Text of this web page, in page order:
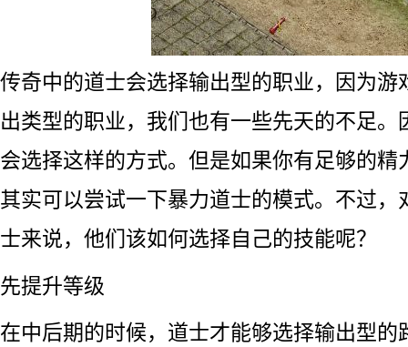
传奇中的道士会选择输出型的职业，因为游
出类型的职业，我们也有一些先天的不足。
会选择这样的方式。但是如果你有足够的精
其实可以尝试一下暴力道士的模式。不过，
士来说，他们该如何选择自己的技能呢？
先提升等级
在中后期的时候，道士才能够选择输出型的